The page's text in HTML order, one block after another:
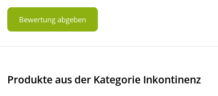
Bewertung abgeben
Produkte aus der Kategorie Inkontinenz